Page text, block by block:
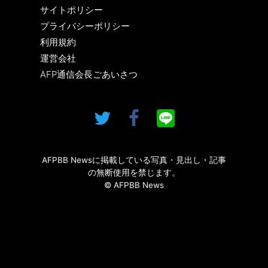
サイトポリシー
プライバシーポリシー
利用規約
運営会社
AFP通信会長ごあいさつ
AFPBB Newsに掲載している写真・見出し・記事
の無断使用を禁じます。
© AFPBB News